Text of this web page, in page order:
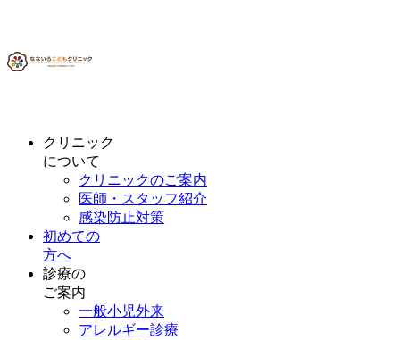
クリニック
について
クリニックのご案内
医師・スタッフ紹介
感染防止対策
初めての
方へ
診療の
ご案内
一般小児外来
アレルギー診療